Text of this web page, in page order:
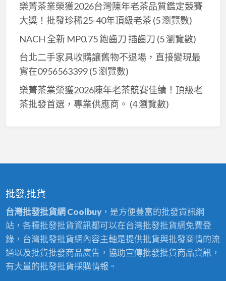
樂菁茶業榮獲2026台灣陳年老茶品質鑑定競賽
大獎！批發珍稀25-40年頂級老茶 (5 瀏覽數)
NACH 全新 MP0.75 鉋齒刀 插齒刀 (5 瀏覽數)
台北二手家具收購讓舊物不退場，直接變現最
實在0956563399(5 瀏覽數)
樂菁茶業榮獲2026陳年老茶競賽佳績！頂級老
茶批發首選，專業供應商。 (4 瀏覽數)
批發,批貨
台灣批發批貨網 Coolbuy，是方便豐富的批發資訊網
站，各種批發批貨資訊都可以在台灣批發批貨網免費登
錄，台灣批發批貨網內容主軸是提供批貨與批發商情的流
通以及批貨批發商品廣告，協助宣傳批發批貨商品資訊，
有大量的批發批貨採購情報。